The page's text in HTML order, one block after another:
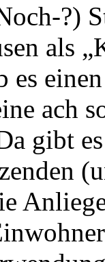
?)
als
es
ach
gibt